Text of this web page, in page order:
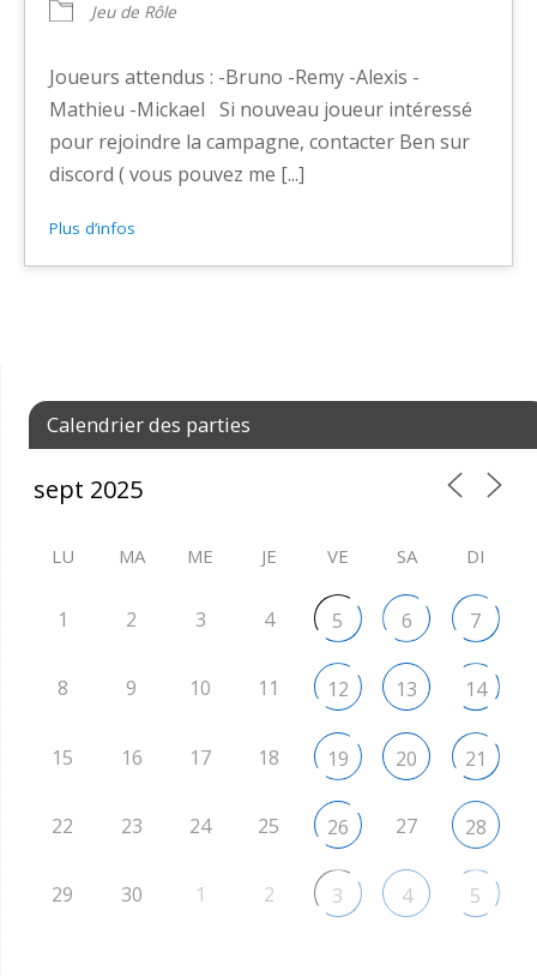
Jeu de Rôle
Joueurs attendus : -Bruno -Remy -Alexis -
Mathieu -Mickael Si nouveau joueur intéressé
pour rejoindre la campagne, contacter Ben sur
discord ( vous pouvez me [...]
Plus d’infos
Calendrier des parties
LU MA ME JE VE SA DI
1 2 3 4 5 6 7
8 9 10 11 12 13 14
15 16 17 18 19 20 21
22 23 24 25 26 27 28
29 30 1 2 3 4 5